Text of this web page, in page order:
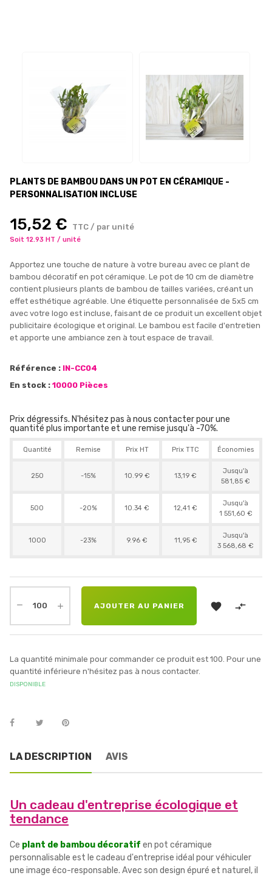
PLANTS DE BAMBOU DANS UN POT EN CÉRAMIQUE -
PERSONNALISATION INCLUSE
15,52 € TTC / par unité
Soit 12.93 HT / unité
Apportez une touche de nature à votre bureau avec ce plant de
bambou décoratif en pot céramique. Le pot de 10 cm de diamètre
contient plusieurs plants de bambou de tailles variées, créant un
effet esthétique agréable. Une étiquette personnalisée de 5x5 cm
avec votre logo est incluse, faisant de ce produit un excellent objet
publicitaire écologique et original. Le bambou est facile d'entretien
et apporte une ambiance zen à tout espace de travail.
Référence : IN-CC04
En stock : 10000 Pièces
Prix dégressifs. N'hésitez pas à nous contacter pour une
quantité plus importante et une remise jusqu'à -70%.
Quantité Remise Prix HT Prix TTC Économies
250 -15% 10.99 € 13,19 €
Jusqu'à
581,85 €
500 -20% 10.34 € 12,41 €
Jusqu'à
1 551,60 €
1000 -23% 9.96 € 11,95 €
Jusqu'à
3 568,68 €
AJOUTER AU PANIER  
La quantité minimale pour commander ce produit est 100. Pour une
quantité inférieure n'hésitez pas à nous contacter.
DISPONIBLE
LA DESCRIPTION AVIS
Un cadeau d'entreprise écologique et
tendance
Ce plant de bambou décoratif en pot céramique
personnalisable est le cadeau d'entreprise idéal pour véhiculer
une image éco-responsable. Avec son design épuré et naturel, il